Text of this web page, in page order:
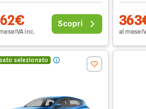
IVAinc.
Scopri
al mese
selezionato